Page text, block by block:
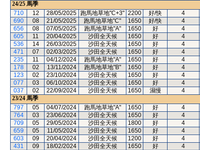
24/25 馬季
710
12 28/05/2025 跑馬地草地"C+3" 2200 好/快 4
690
08 21/05/2025 跑馬地草地"C" 1650 好/快 4
656
08 07/05/2025 跑馬地草地"A" 1650 好 4
605
11 20/04/2025 沙田全天候 1650 好 4
536
14 26/03/2025 沙田全天候 1650 好 4
471
07 02/03/2025 沙田全天候 1650 好 4
235
11 04/12/2024 跑馬地草地"A" 1650 好 4
178
02 13/11/2024 跑馬地草地"B" 1650 好 4
123
02 23/10/2024 沙田全天候 1650 好 4
077
03 06/10/2024 沙田全天候 1650 好 4
037
02 22/09/2024 沙田全天候 1650 濕慢 4
23/24 馬季
797
05 04/07/2024 跑馬地草地"A" 1650 好 4
764
03 23/06/2024 沙田全天候 1650 好 4
709
05 29/05/2024 沙田全天候 1800 好 4
659
05 11/05/2024 沙田全天候 1650 好 4
603
09 20/04/2024 沙田全天候 1200 好 4
431
09 18/02/2024 沙田全天候 1650 好 4